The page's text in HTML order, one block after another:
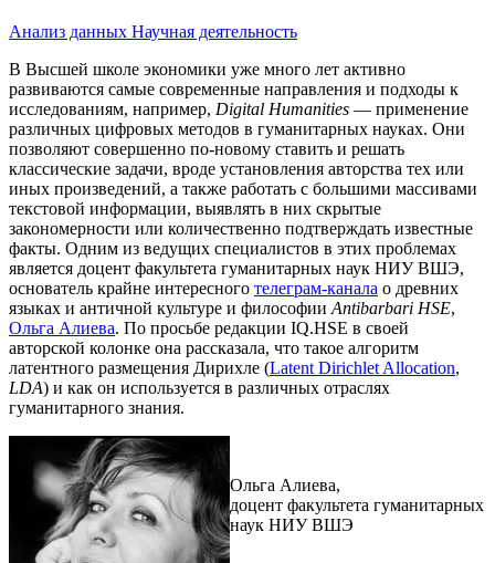
Анализ данных Научная деятельность
В Высшей школе экономики уже много лет активно
развиваются самые современные направления и подходы к
исследованиям, например, Digital Humanities — применение
различных цифровых методов в гуманитарных науках. Они
позволяют совершенно по-новому ставить и решать
классические задачи, вроде установления авторства тех или
иных произведений, а также работать с большими массивами
текстовой информации, выявлять в них скрытые
закономерности или количественно подтверждать известные
факты. Одним из ведущих специалистов в этих проблемах
является доцент факультета гуманитарных наук НИУ ВШЭ,
основатель крайне интересного телеграм-канала о древних
языках и античной культуре и философииAntibarbari HSE,
Ольга Алиева. По просьбе редакции IQ.HSE в своей
авторской колонке она рассказала, что такое алгоритм
латентного размещения Дирихле (Latent Dirichlet Allocation,
LDA) и как он используется в различных отраслях
гуманитарного знания.
Ольга Алиева,
доцент факультета гуманитарных
наук НИУ ВШЭ